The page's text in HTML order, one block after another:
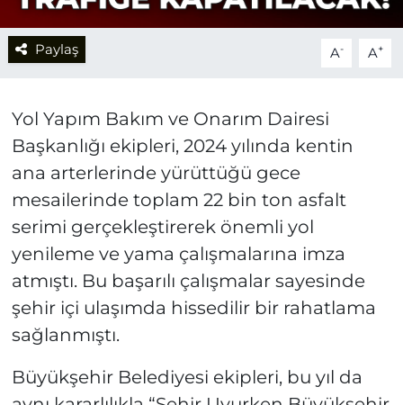
Paylaş A- A+
Yol Yapım Bakım ve Onarım Dairesi
Başkanlığı ekipleri, 2024 yılında kentin
ana arterlerinde yürüttüğü gece
mesailerinde toplam 22 bin ton asfalt
serimi gerçekleştirerek önemli yol
yenileme ve yama çalışmalarına imza
atmıştı. Bu başarılı çalışmalar sayesinde
şehir içi ulaşımda hissedilir bir rahatlama
sağlanmıştı.
Büyükşehir Belediyesi ekipleri, bu yıl da